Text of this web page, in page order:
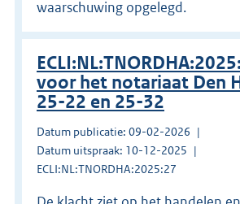
waarschuwing opgelegd.
voor het notariaat Den
25-22 en 25-32
Datum publicatie: 09-02-2026
Datum uitspraak: 10-12-2025
ECLI:NL:TNORDHA:2025:27